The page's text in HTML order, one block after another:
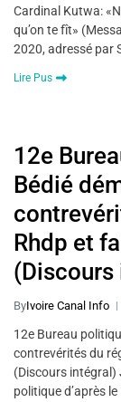
Cardinal Kutwa:
qu’on te fît»
2020, adressé par
Lire Pus
12e
Bédié
Rhdp et
ByIvoire Canal Info
12e Bureau
contrevérités du
(Discours intégral)
politique d’après